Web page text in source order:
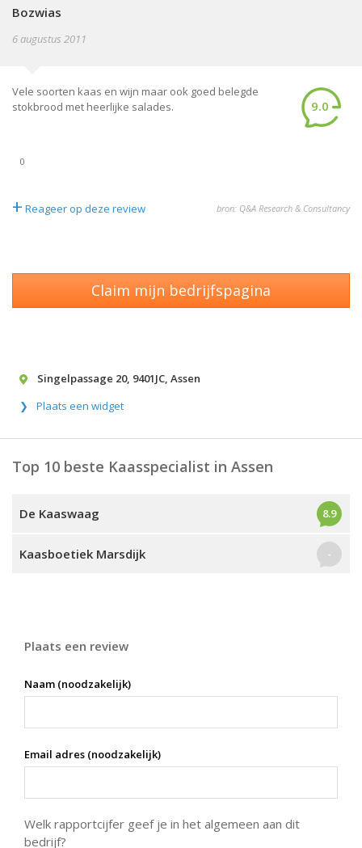
Bozwias
6 augustus 2011
Vele soorten kaas en wijn maar ook goed belegde
stokbrood met heerlijke salades.
9.0
0
+ Reageer op deze review bron: Q&A Research & Consultancy
Claim mijn bedrijfspagina
Singelpassage 20, 9401JC, Assen
Plaats een widget
Top 10 beste Kaasspecialist in Assen
De Kaaswaag 8.9
Kaasboetiek Marsdijk -
Plaats een review
Naam (noodzakelijk)
Email adres (noodzakelijk)
Welk rapportcijfer geef je in het algemeen aan dit
bedrijf?